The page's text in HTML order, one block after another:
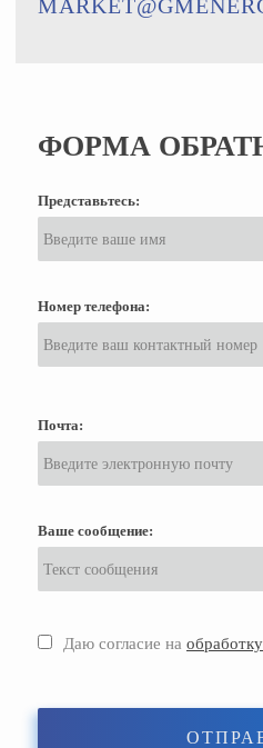
ФОРМА
Представьтесь:
Номер телефона:
Почта:
Ваше сообщение:
Даю согласие на